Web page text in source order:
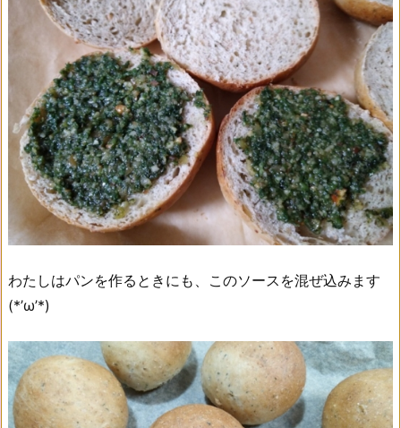
わたしはパンを作るときにも、このソースを混ぜ込みます
(*’ω’*)